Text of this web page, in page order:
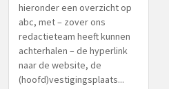
hieronder een overzicht op
abc, met – zover ons
redactieteam heeft kunnen
achterhalen – de hyperlink
naar de website, de
(hoofd)vestigingsplaats...